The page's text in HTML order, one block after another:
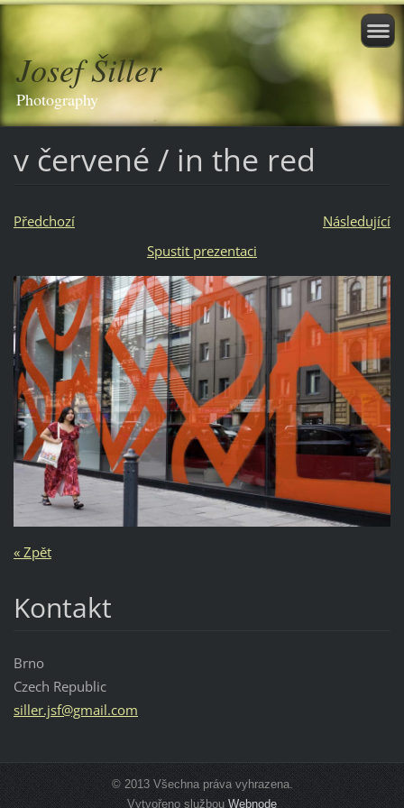
Josef Šiller
Photography
v červené / in the red
Předchozí
Následující
Spustit prezentaci
« Zpět
Kontakt
Brno
Czech Republic
siller.jsf@gmail.com
© 2013 Všechna práva vyhrazena.
Vytvořeno službouWebnode